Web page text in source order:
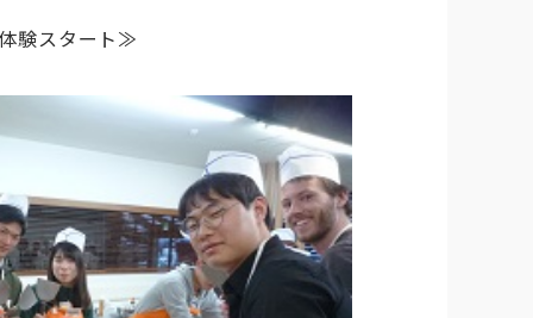
験スタート≫